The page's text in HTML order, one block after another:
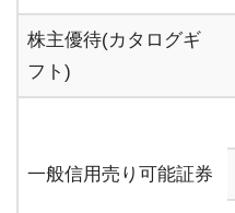
株主優待(カタログギ
フト)
一般信用売り可能証券